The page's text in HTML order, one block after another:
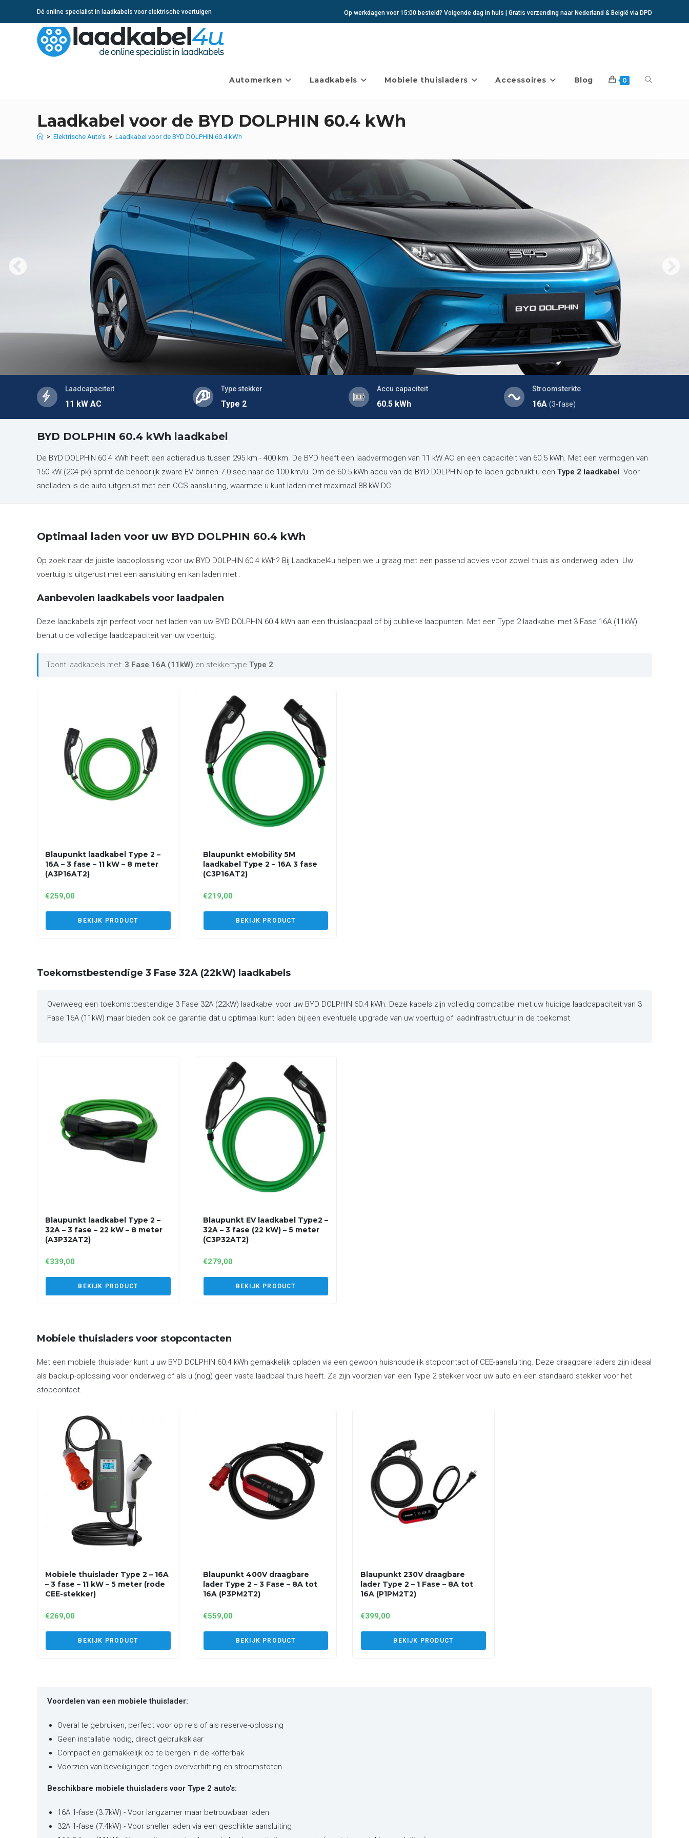
Dé online specialist in laadkabels voor elektrische voertuigen Op werkdagen voor 15:00 besteld? Volgende dag in huis | Gratis verzending naar Nederland & België via DPD
Automerken Laadkabels Mobiele thuisladers Accessoires Blog 0 Toggle
Laadkabel voor de BYD DOLPHIN 60.4 kWh
> Elektrische Auto's > Laadkabel voor de BYD DOLPHIN 60.4 kWh
Laadcapaciteit
11 kW AC
Type stekker
Type 2
Accu capaciteit
60.5 kWh
Stroomsterkte
16A(3-fase)
BYD DOLPHIN 60.4 kWh laadkabel
De BYD DOLPHIN 60.4 kWh heeft een actieradius tussen 295 km - 400 km. De BYD heeft een laadvermogen van 11 kW AC en een capaciteit van 60.5 kWh. Met een vermogen van
150 kW (204 pk) sprint de behoorlijk zware EV binnen 7.0 sec naar de 100 km/u. Om de 60.5 kWh accu van de BYD DOLPHIN op te laden gebruikt u een Type 2 laadkabel. Voor
snelladen is de auto uitgerust met een CCS aansluiting, waarmee u kunt laden met maximaal 88 kW DC.
Optimaal laden voor uw BYD DOLPHIN 60.4 kWh
Op zoek naar de juiste laadoplossing voor uw BYD DOLPHIN 60.4 kWh? Bij Laadkabel4u helpen we u graag met een passend advies voor zowel thuis als onderweg laden. Uw
voertuig is uitgerust met een aansluiting en kan laden met .
Aanbevolen laadkabels voor laadpalen
Deze laadkabels zijn perfect voor het laden van uw BYD DOLPHIN 60.4 kWh aan een thuislaadpaal of bij publieke laadpunten. Met een Type 2 laadkabel met 3 Fase 16A (11kW)
benut u de volledige laadcapaciteit van uw voertuig.
Toont laadkabels met: 3 Fase 16A (11kW) en stekkertype Type 2
Blaupunkt laadkabel Type 2 –
16A – 3 fase – 11 kW – 8 meter
(A3P16AT2)
€259,00
BEKIJK PRODUCT
Blaupunkt eMobility 5M
laadkabel Type 2 – 16A 3 fase
(C3P16AT2)
€219,00
BEKIJK PRODUCT
Toekomstbestendige 3 Fase 32A (22kW) laadkabels
Overweeg een toekomstbestendige 3 Fase 32A (22kW) laadkabel voor uw BYD DOLPHIN 60.4 kWh. Deze kabels zijn volledig compatibel met uw huidige laadcapaciteit van 3
Fase 16A (11kW) maar bieden ook de garantie dat u optimaal kunt laden bij een eventuele upgrade van uw voertuig of laadinfrastructuur in de toekomst.
Blaupunkt laadkabel Type 2 –
32A – 3 fase – 22 kW – 8 meter
(A3P32AT2)
€339,00
BEKIJK PRODUCT
Blaupunkt EV laadkabel Type2 –
32A – 3 fase (22 kW) – 5 meter
(C3P32AT2)
€279,00
BEKIJK PRODUCT
Mobiele thuisladers voor stopcontacten
Met een mobiele thuislader kunt u uw BYD DOLPHIN 60.4 kWh gemakkelijk opladen via een gewoon huishoudelijk stopcontact of CEE-aansluiting. Deze draagbare laders zijn ideaal
als backup-oplossing voor onderweg of als u (nog) geen vaste laadpaal thuis heeft. Ze zijn voorzien van een Type 2 stekker voor uw auto en een standaard stekker voor het
stopcontact.
Mobiele thuislader Type 2 – 16A
– 3 fase – 11 kW – 5 meter (rode
CEE-stekker)
€269,00
BEKIJK PRODUCT
Blaupunkt 400V draagbare
lader Type 2 – 3 Fase – 8A tot
16A (P3PM2T2)
€559,00
BEKIJK PRODUCT
Blaupunkt 230V draagbare
lader Type 2 – 1 Fase – 8A tot
16A (P1PM2T2)
€399,00
BEKIJK PRODUCT
Voordelen van een mobiele thuislader:
Overal te gebruiken, perfect voor op reis of als reserve-oplossing
Geen installatie nodig, direct gebruiksklaar
Compact en gemakkelijk op te bergen in de kofferbak
Voorzien van beveiligingen tegen oververhitting en stroomstoten
Beschikbare mobiele thuisladers voor Type 2 auto's:
16A 1-fase (3.7kW) - Voor langzamer maar betrouwbaar laden
32A 1-fase (7.4kW) - Voor sneller laden via een geschikte aansluiting